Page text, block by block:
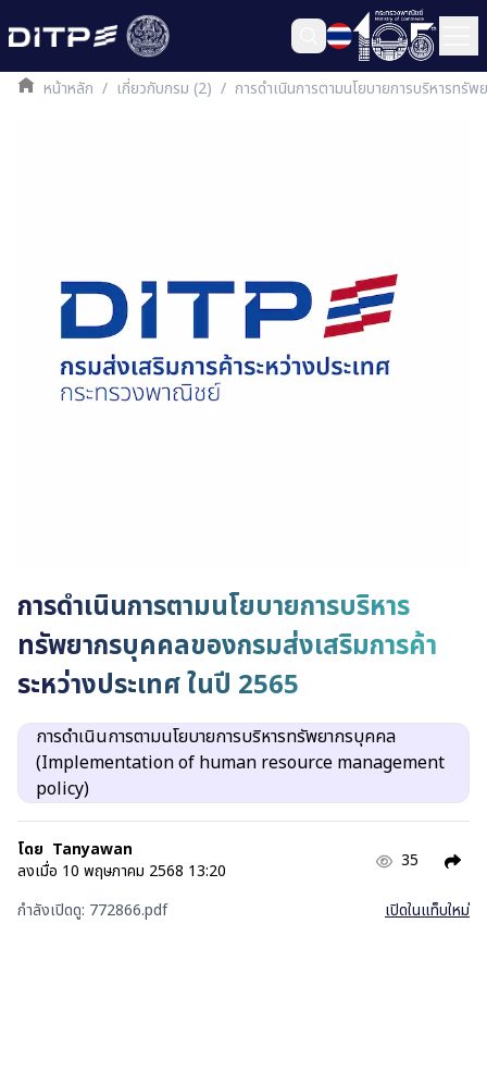
หน้าหลัก / เกี่ยวกับกรม (2) / การดำเนินการตามนโยบายการบริหาร
การดำเนินการตามนโยบายการบริหาร
ทรัพยากรบุคคลของกรมส่งเสริมการค้า
ระหว่างประเทศ ในปี 2565
การดำเนินการตามนโยบายการบริหารทรัพยากรบุคคล
(Implementation of human resource management
policy)
โดย Tanyawan
ลงเมื่อ 10 พฤษภาคม 2568 13:20 35
กำลังเปิดดู: 772866.pdf เปิดในแท็บใหม่